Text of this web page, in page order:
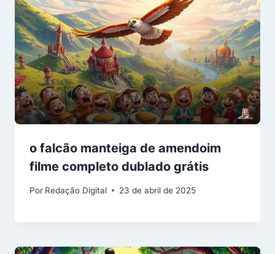
o falcão manteiga de amendoim
filme completo dublado grátis
Por Redação Digital 23 de abril de 2025